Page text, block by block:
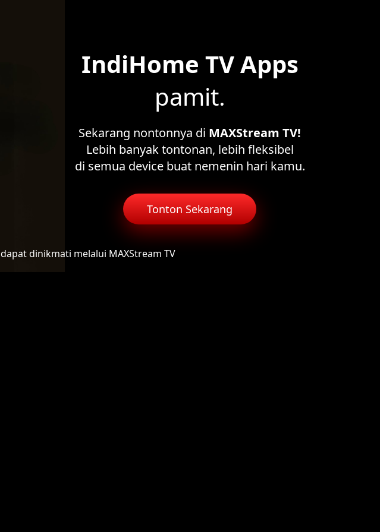
IndiHome TV Apps
pamit.
Sekarang nontonnya di MAXStream TV!
Lebih banyak tontonan, lebih fleksibel
di semua device buat nemenin hari kamu.
Tonton Sekarang
dapat dinikmati melalui MAXStream TV